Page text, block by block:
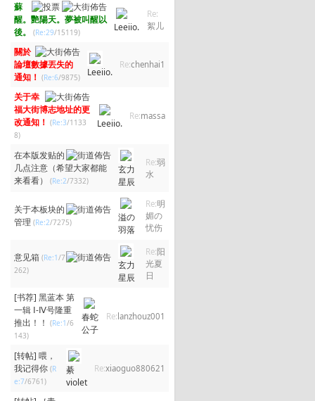
蘇
醒。艷陽天。夢被叫醒以
後。
(Re:29/15119) Leeiio.
Re:
絮儿
關於
論壇數據丟失的
通知！ (Re:6/9875) Leeiio.
Re:chenhai1
关于幸
福大街博志地址的更
改通知！ (Re:3/1133
8)
Leeiio.
Re:massa
在本版发贴的
几点注意（希望大家都能
来看看）
(Re:2/7332)
玄力
星辰
Re:弱
水
关于本板块的
管理 (Re:2/7275)
溢の
羽落
Re:明
媚の
忧伤
意见箱 (Re:1/7
262)
玄力
星辰
Re:阳
光夏
日
[书荐] 黑蓝本 第
一辑 Ⅰ-Ⅳ号隆重
推出！！ (Re:1/6
143)
春蛇
公子
Re: lanzhouz001
[转帖] 喂，
我记得你 (R
e:7/6761)
綦
violet
Re:xiaoguo880621